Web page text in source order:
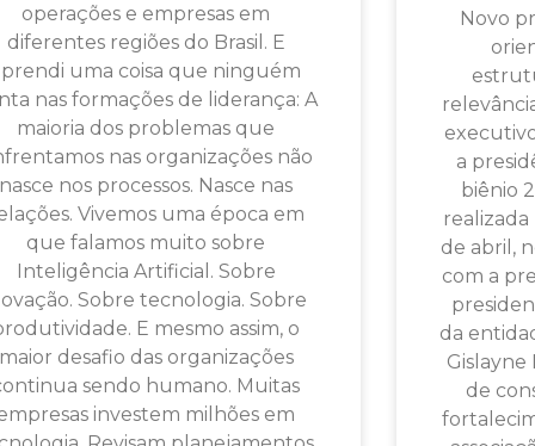
operações e empresas em
diferentes regiões do Brasil. E
uma coisa que ninguém
nas formações de liderança: A
maioria dos problemas que
nas organizações não
nasce nos processos. Nasce nas
Vivemos uma época em
que falamos muito sobre
Inteligência Artificial. Sobre
Sobre tecnologia. Sobre
E mesmo assim, o
desafio das organizações
sendo humano. Muitas
investem milhões em
Novo
a
biênio
de abril,
com a
da
de